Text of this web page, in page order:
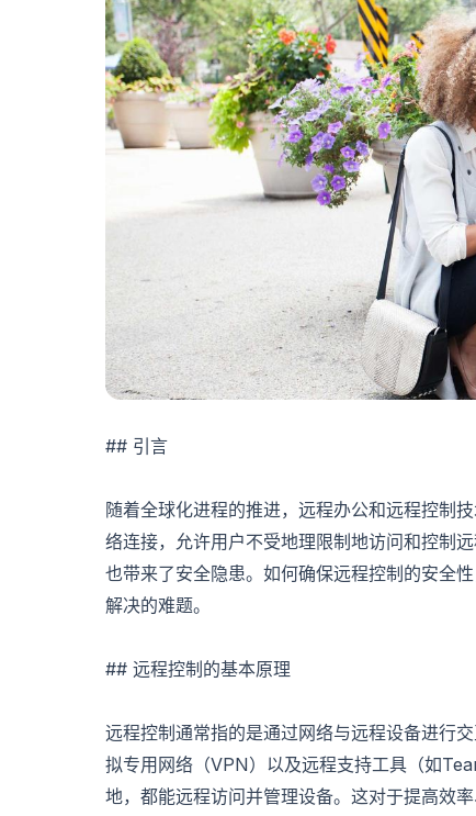
## 引言
随着全球化进程的推进，远程办公和远程控制
络连接，允许用户不受地理限制地访问和控制
也带来了安全隐患。如何确保远程控制的安全
解决的难题。
## 远程控制的基本原理
远程控制通常指的是通过网络与远程设备进行
拟专用网络（VPN）以及远程支持工具（如
地，都能远程访问并管理设备。这对于提高效